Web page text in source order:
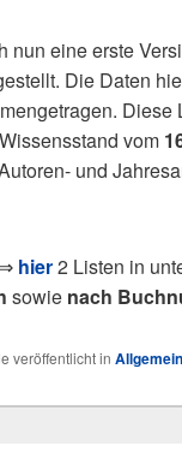
nun eine erste
Die Daten
vom
und
hier2 Listen in
sowie nach
veröffentlicht in Allgemein